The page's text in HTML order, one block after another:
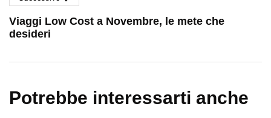
Viaggi Low Cost a Novembre, le mete che
desideri
Potrebbe interessarti anche